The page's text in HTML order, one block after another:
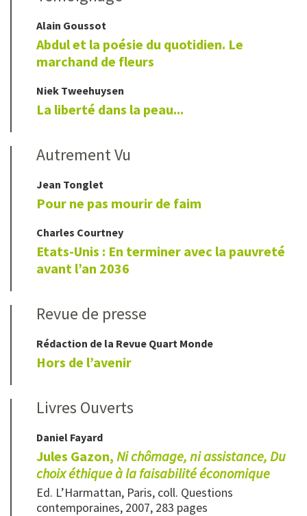
Alain Goussot
Abdul et la poésie du quotidien. Le
marchand de fleurs
Niek Tweehuysen
La liberté dans la peau...
Autrement Vu
Jean Tonglet
Pour ne pas mourir de faim
Charles Courtney
Etats-Unis : En terminer avec la pauvreté
avant l’an 2036
Revue de presse
Rédaction de la Revue Quart Monde
Hors de l’avenir
Livres Ouverts
Daniel Fayard
Jules Gazon, Ni chômage, ni assistance, Du
choix éthique à la faisabilité économique
Ed. L’Harmattan, Paris, coll. Questions
contemporaines, 2007, 283 pages